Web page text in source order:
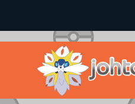
Johto World
Le novità più frizzanti